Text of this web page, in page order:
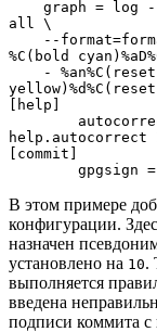
all \
%C(bold
[help]
help.autocorrect
[commit]
gpgsign
В этом примере
конфигурации.
назначен
установлено на 10.
выполняется
введена
подписи коммита